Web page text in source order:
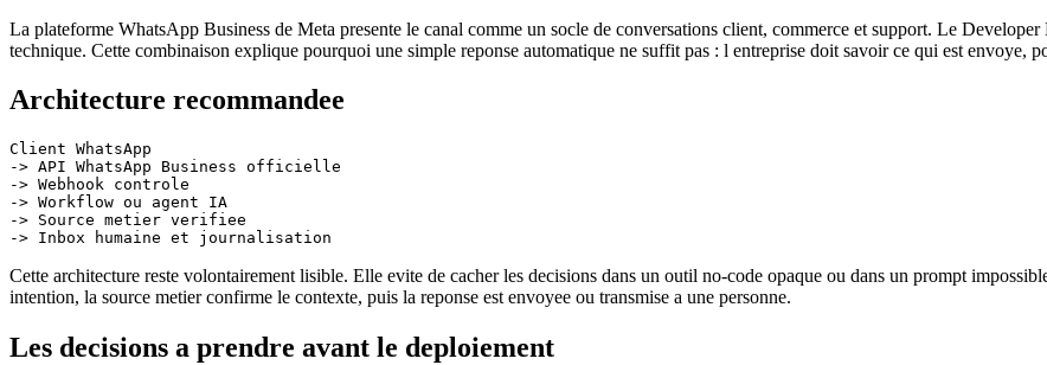
La plateforme WhatsApp Business de Meta presente le canal comme un socle de conversations client, commerce et support. Le
technique. Cette combinaison explique pourquoi une simple reponse automatique ne suffit pas : l entreprise doit savoir ce qui est envoye,
Architecture recommandee
Client WhatsApp
-> API WhatsApp Business officielle
-> Webhook controle
-> Workflow ou agent IA
-> Source metier verifiee
Cette architecture reste volontairement lisible. Elle evite de cacher les decisions dans un outil no-code opaque ou dans un prompt
intention, la source metier confirme le contexte, puis la reponse est envoyee ou transmise a une personne.
Les decisions a prendre avant le deploiement